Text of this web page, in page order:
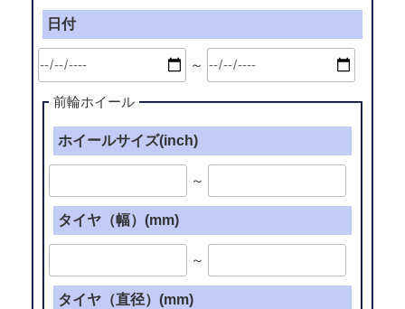
日付
～
前輪ホイール
ホイールサイズ(inch)
～
タイヤ（幅）(mm)
～
タイヤ（直径）(mm)